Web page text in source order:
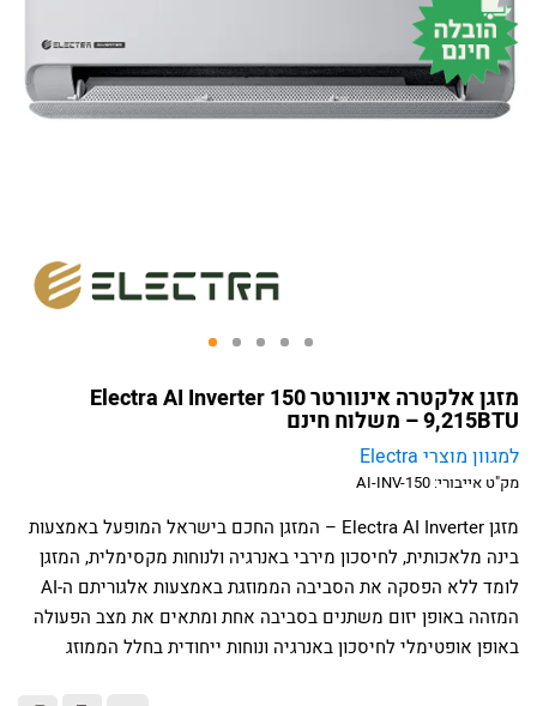
מזגן אלקטרה אינוורטר Electra AI Inverter 150
9,215BTU – משלוח חינם
למגוון מוצרי Electra
מק"ט אייבורי: AI-INV-150
מזגן Electra AI Inverter – המזגן החכם בישראל המופעל באמצעות
בינה מלאכותית, לחיסכון מירבי באנרגיה ולנוחות מקסימלית, המזגן
לומד ללא הפסקה את הסביבה הממוזגת באמצעות אלגוריתם ה-AI
המזהה באופן יזום משתנים בסביבה אחת ומתאים את מצב הפעולה
באופן אופטימלי לחיסכון באנרגיה ונוחות ייחודית בחלל הממוזג